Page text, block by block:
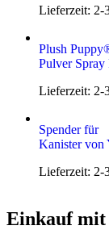
Lieferzeit: 2-
Plush
Pulver
Lieferzeit: 2-
Spender für
Kanister von
Lieferzeit: 2-
Einkauf mit